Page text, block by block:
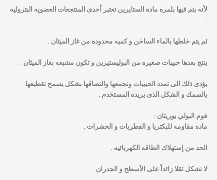
لأنه يتم فيها بلمره ماده الستايرين تعتبر أحدى المنتجعات العضويه البتروليه
.
ثم يتم خلطها بالماء الساخن و كميه محدوده من غاز الميثان .
ينتج بعدها حبيبات صغيره من البوليستيرين و تكون مشبعه بغاز الميثان .
يؤدى ذلك الى تمدد الحبيبات وتجمعها والتصاقها بشكل يسمح تقطيعها
بالسمك و الشكل الذى يريده المستخدم .
فوم البولي يوريثان :
ماده مقاومه للبكتريا و الفطريات و الحشرات .
الحد من إستهلاك الطاقه الكهربائيه .
لا تشكل ثقلا زائداً على الأسطح و الجدران .